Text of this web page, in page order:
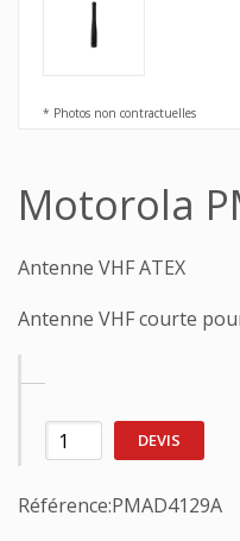
* Photos non contractuelles
Motorola
Antenne VHF ATEX
Antenne VHF courte
DEVIS
Référence:PMAD4129A